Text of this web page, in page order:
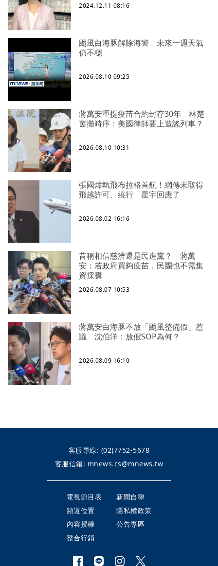
2024.12.11 08:16
颱風白海豚解除海警 未來一週天氣
仍不穩
2026.08.10 09:25
蔣萬安重提疫苗合約封存30年 林楚
茵攤時序：美國律師要上造謠列車？
2026.08.10 10:31
張國煒執飛布拉格首航！網傳未取得
飛越許可、繞行 星宇回應了
2026.08.02 16:16
昔稱相信慈濟還是民進黨？ 蔣萬
安：若政府買夠疫苗，民團也不需集
資採購
2026.08.07 10:53
蔣萬安白海豚不放「颱風整備假」惹
議 沈伯洋：放假SOP為何？
2026.08.09 16:10
客服專線: (02)7752-5678
客服信箱: mnews.cs@mnews.tw
電視節目表
新聞自律
頻道位置
隱私權政策
內容授權
公告專區
整合行銷